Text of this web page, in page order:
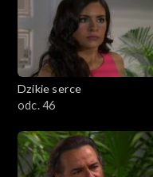
Dzikie serce
odc. 46